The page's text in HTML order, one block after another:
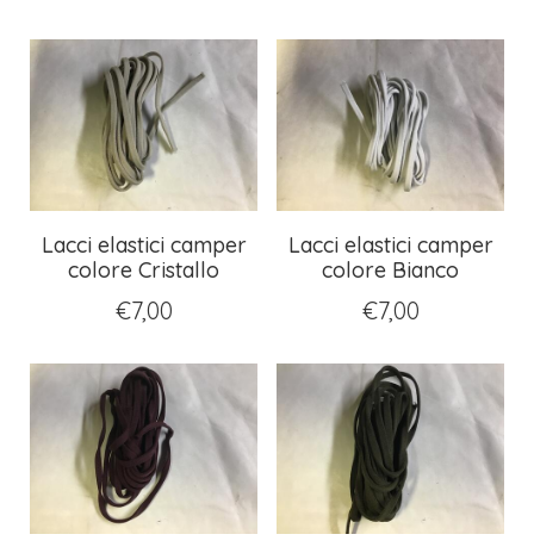
Lacci elastici camper
colore Cristallo
€7,00
Lacci elastici camper
colore Bianco
€7,00